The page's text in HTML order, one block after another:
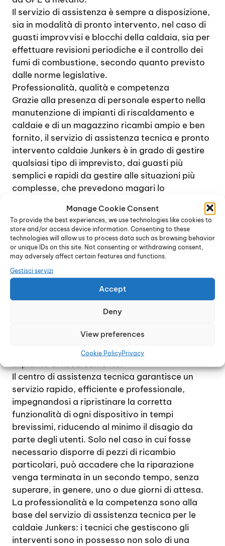
Manage Cookie Consent
To provide the best experiences, we use technologies like cookies to
store and/or access device information. Consenting to these
technologies will allow us to process data such as browsing behavior
or unique IDs on this site. Not consenting or withdrawing consent,
may adversely affect certain features and functions.
Gestisci servizi
Accept
Deny
View preferences
Cookie PolicyPrivacy
Il servizio di assistenza è sempre a disposizione,
sia in modalità di pronto intervento, nel caso di
guasti improvvisi e blocchi della caldaia, sia per
effettuare revisioni periodiche e il controllo dei
fumi di combustione, secondo quanto previsto
dalle norme legislative.
Professionalità, qualità e competenza
Grazie alla presenza di personale esperto nella
manutenzione di impianti di riscaldamento e
caldaie e di un magazzino ricambi ampio e ben
fornito, il servizio di assistenza tecnica e pronto
intervento caldaie Junkers è in grado di gestire
qualsiasi tipo di imprevisto, dai guasti più
semplici e rapidi da gestire alle situazioni più
complesse, che prevedono magari lo
sostituzione di una o più parti interne.
Contattando il centro di assistenza tecnica, è
possibile ricevere immediatamente una
consulenza specifica e accordarsi per un
sopralluogo, al fine di verificare l’entità e la
natura del guasto. In genere, se possibile, il
problema viene gestito entro poche ore dalla
chiamata.
L’intento è quello di raggiungere la totale
più breve tempo possibile il perfetto
funzionamento della caldaia e del relativo
impianto di riscaldamento.
Il centro di assistenza tecnica garantisce un
servizio rapido, efficiente e professionale,
impegnandosi a ripristinare la corretta
funzionalità di ogni dispositivo in tempi
brevissimi, riducendo al minimo il disagio da
parte degli utenti. Solo nel caso in cui fosse
necessario disporre di pezzi di ricambio
particolari, può accadere che la riparazione
venga terminata in un secondo tempo, senza
superare, in genere, uno o due giorni di attesa.
La professionalità e la competenza sono alla
base del servizio di assistenza tecnica per le
caldaie Junkers: i tecnici che gestiscono gli
interventi sono in possesso non solo di una